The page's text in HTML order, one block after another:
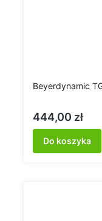
Beyerdynamic
Cena
444,00 zł
Do koszyka